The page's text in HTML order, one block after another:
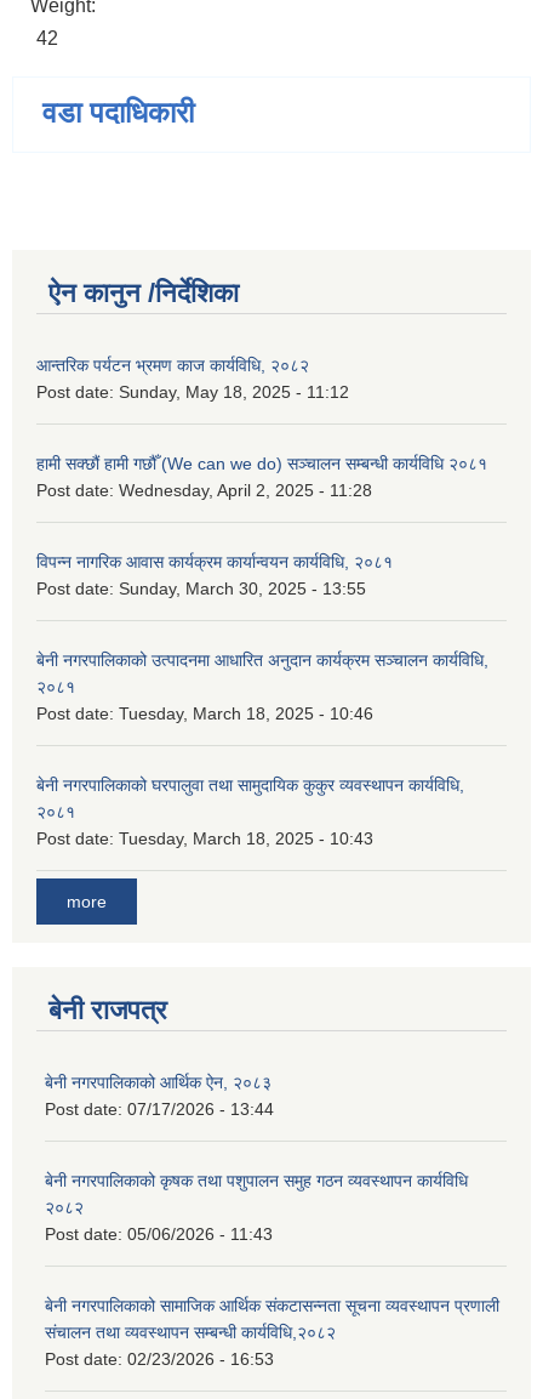
Weight:
42
वडा पदाधिकारी
ऐन कानुन /निर्देशिका
आन्तरिक पर्यटन भ्रमण काज कार्यविधि, २०८२
Post date: Sunday, May 18, 2025 - 11:12
हामी सक्छौं हामी गछौँ (We can we do) सञ्चालन सम्बन्धी कार्यविधि २०८१
Post date: Wednesday, April 2, 2025 - 11:28
विपन्न नागरिक आवास कार्यक्रम कार्यान्वयन कार्यविधि, २०८१
Post date: Sunday, March 30, 2025 - 13:55
बेनी नगरपालिकाको उत्पादनमा आधारित अनुदान कार्यक्रम सञ्‍चालन कार्यविधि,
२०८१
Post date: Tuesday, March 18, 2025 - 10:46
बेनी नगरपालिकाको घरपालुवा तथा सामुदायिक कुकुर व्यवस्थापन कार्यविधि,
२०८१
Post date: Tuesday, March 18, 2025 - 10:43
more
बेनी राजपत्र
बेनी नगरपालिकाको आर्थिक ऐन, २०८३
Post date: 07/17/2026 - 13:44
बेनी नगरपालिकाको कृषक तथा पशुपालन समुह गठन व्यवस्थापन कार्यविधि
२०८२
Post date: 05/06/2026 - 11:43
बेनी नगरपालिकाको सामाजिक आर्थिक संकटासन्नता सूचना व्यवस्थापन प्रणाली
संचालन तथा व्यवस्थापन सम्बन्धी कार्यविधि,२०८२
Post date: 02/23/2026 - 16:53